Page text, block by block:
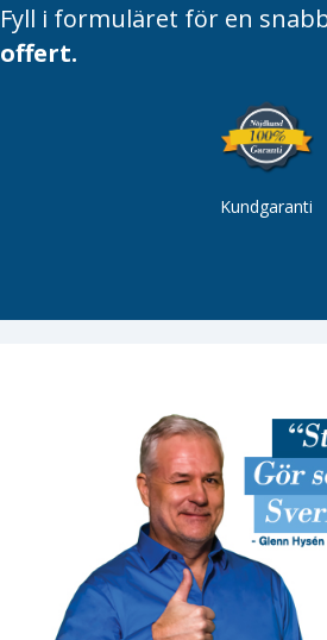
Fyll i formuläret för en
offert.
Kundgaranti